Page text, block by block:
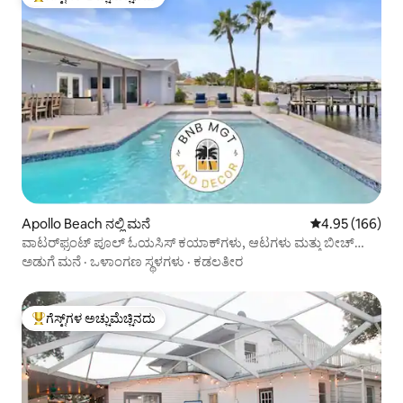
Apollo Beach ನಲ್ಲಿ ಮನೆ 5 ರಲ್ಲಿ 4.95
4.95 (166)
ವಾಟರ್‌ಫ್ರಂಟ್ ಪೂಲ್ ಓಯಸಿಸ್ ಕಯಾಕ್‌ಗಳು, ಆಟಗಳು ಮತ್ತು ಬೀಚ್
ವೈಬ್
ಅಡುಗೆ ಮನೆ · ಒಳಾಂಗಣ ಸ್ಥಳಗಳು · ಕಡಲತೀರ
ಗೆಸ್ಟ್‌ಗಳಿಗೆ ಅತಿ ಹೆಚ್ಚು ಅಚ್ಚುಮೆಚ್ಚಿನದು
ಗೆಸ್ಟ್‌ಗಳ ಅಚ್ಚುಮೆಚ್ಚಿನದು